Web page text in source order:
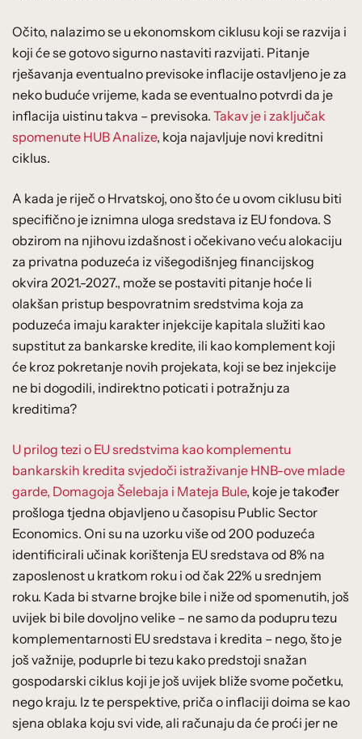
Očito, nalazimo se u ekonomskom ciklusu koji se razvija i
koji će se gotovo sigurno nastaviti razvijati. Pitanje
rješavanja eventualno previsoke inflacije ostavljeno je za
neko buduće vrijeme, kada se eventualno potvrdi da je
inflacija uistinu takva – previsoka. Takav je i zaključak
spomenute HUB Analize, koja najavljuje novi kreditni
ciklus.
A kada je riječ o Hrvatskoj, ono što će u ovom ciklusu biti
specifično je iznimna uloga sredstava iz EU fondova. S
obzirom na njihovu izdašnost i očekivano veću alokaciju
za privatna poduzeća iz višegodišnjeg financijskog
okvira 2021.-2027., može se postaviti pitanje hoće li
olakšan pristup bespovratnim sredstvima koja za
poduzeća imaju karakter injekcije kapitala služiti kao
supstitut za bankarske kredite, ili kao komplement koji
će kroz pokretanje novih projekata, koji se bez injekcije
ne bi dogodili, indirektno poticati i potražnju za
kreditima?
U prilog tezi o EU sredstvima kao komplementu
bankarskih kredita svjedoči istraživanje HNB-ove mlade
garde, Domagoja Šelebaja i Mateja Bule, koje je također
prošloga tjedna objavljeno u časopisu Public Sector
Economics. Oni su na uzorku više od 200 poduzeća
identificirali učinak korištenja EU sredstava od 8% na
zaposlenost u kratkom roku i od čak 22% u srednjem
roku. Kada bi stvarne brojke bile i niže od spomenutih, još
uvijek bi bile dovoljno velike – ne samo da podupru tezu
komplementarnosti EU sredstava i kredita – nego, što je
još važnije, poduprle bi tezu kako predstoji snažan
gospodarski ciklus koji je još uvijek bliže svome početku,
nego kraju. Iz te perspektive, priča o inflaciji doima se kao
sjena oblaka koju svi vide, ali računaju da će proći jer ne